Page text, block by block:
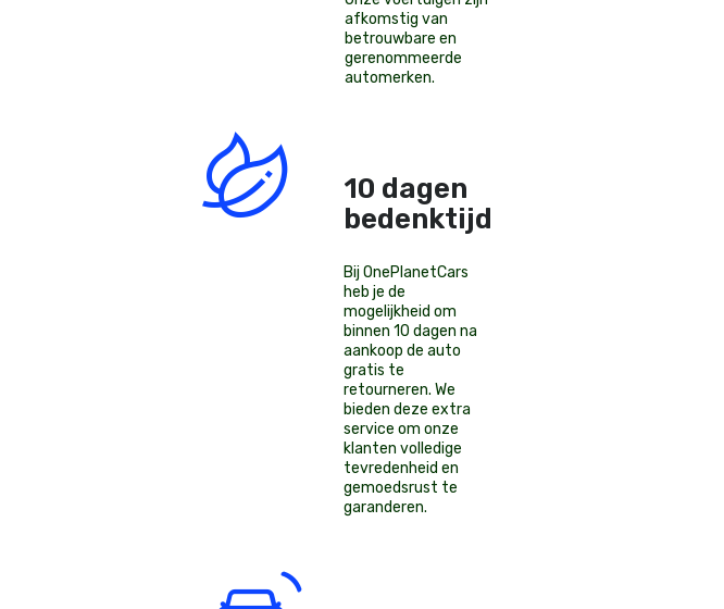
afkomstig van
betrouwbare en
gerenommeerde
automerken.
10 dagen
bedenktijd!
Bij OnePlanetCars
heb je de
mogelijkheid om
binnen 10 dagen na
aankoop de auto
gratis te
retourneren. We
bieden deze extra
service om onze
klanten volledige
tevredenheid en
gemoedsrust te
garanderen.